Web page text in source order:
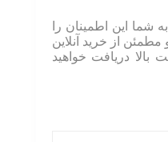
شما این اطمینان را
از خرید آنلاین
دریافت خواهید